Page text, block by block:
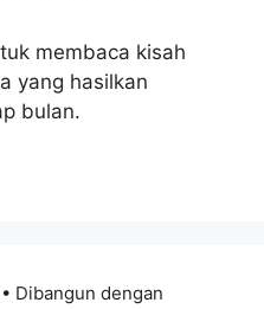
membaca kisah
yang hasilkan
bulan.
• Dibangun dengan